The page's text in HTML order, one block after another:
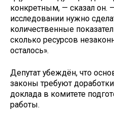
конкретным, — сказал он.
исследовании нужно
количественные
сколько ресурсов
осталось».
Депутат убеждён, что
законы требуют
доклада в комитете
работы.